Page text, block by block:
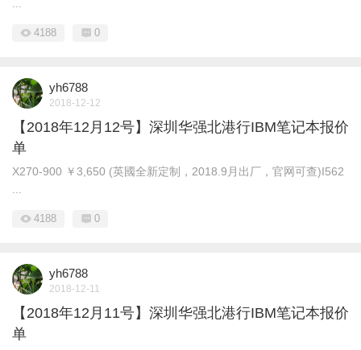
4188 0
yh6788
2018-12-12
【2018年12月12号】深圳华强北港行IBM笔记本报价
单
X270-900 ￥3,650 (英國全新定制，2018.9月出厂，官网可查)I562
4188 0
yh6788
2018-12-11
【2018年12月11号】深圳华强北港行IBM笔记本报价
单